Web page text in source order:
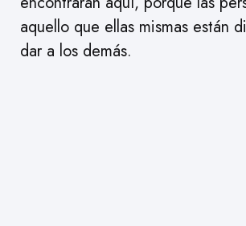
aquello que ellas mismas están
dar a los demás.